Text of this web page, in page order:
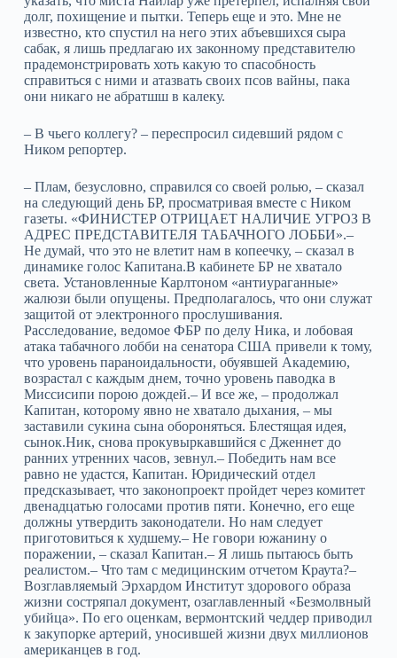
долг, похищение и пытки. Теперь еще и это. Мне не
известно, кто спустил на него этих абъевшихся сыра
сабак, я лишь предлагаю их законному представителю
прадемонстрировать хоть какую то спасобность
справиться с ними и атазвать своих псов вайны, пака
они никаго не абратшш в калеку.
– В чьего коллегу? – переспросил сидевший рядом с
Ником репортер.
– Плам, безусловно, справился со своей ролью, – сказал
на следующий день БР, просматривая вместе с Ником
газеты. «ФИНИСТЕР ОТРИЦАЕТ НАЛИЧИЕ УГРОЗ В
АДРЕС ПРЕДСТАВИТЕЛЯ ТАБАЧНОГО ЛОББИ».–
Не думай, что это не влетит нам в копеечку, – сказал в
динамике голос Капитана.В кабинете БР не хватало
света. Установленные Карлтоном «антиураганные»
жалюзи были опущены. Предполагалось, что они служат
защитой от электронного прослушивания.
Расследование, ведомое ФБР по делу Ника, и лобовая
атака табачного лобби на сенатора США привели к тому,
что уровень параноидальности, обуявшей Академию,
возрастал с каждым днем, точно уровень паводка в
Миссисипи порою дождей.– И все же, – продолжал
Капитан, которому явно не хватало дыхания, – мы
заставили сукина сына обороняться. Блестящая идея,
сынок.Ник, снова прокувыркавшийся с Дженнет до
ранних утренних часов, зевнул.– Победить нам все
равно не удастся, Капитан. Юридический отдел
предсказывает, что законопроект пройдет через комитет
двенадцатью голосами против пяти. Конечно, его еще
должны утвердить законодатели. Но нам следует
приготовиться к худшему.– Не говори южанину о
поражении, – сказал Капитан.– Я лишь пытаюсь быть
реалистом.– Что там с медицинским отчетом Краута?–
Возглавляемый Эрхардом Институт здорового образа
жизни состряпал документ, озаглавленный «Безмолвный
убийца». По его оценкам, вермонтский чеддер приводил
к закупорке артерий, уносившей жизни двух миллионов
американцев в год.